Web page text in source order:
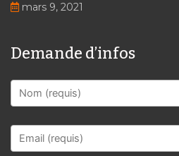
mars 9, 2021
Demande d’infos